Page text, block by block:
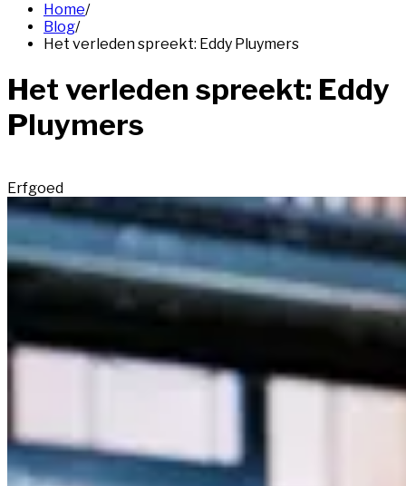
Home/
Blog/
Het verleden spreekt: Eddy Pluymers
Het verleden spreekt: Eddy
Pluymers
Erfgoed